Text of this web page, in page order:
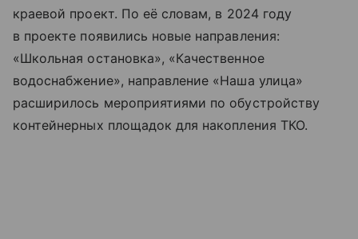
краевой проект. По её словам, в 2024 году
в проекте появились новые направления:
«Школьная остановка», «Качественное
водоснабжение», направление «Наша улица»
расширилось мероприятиями по обустройству
контейнерных площадок для накопления ТКО.